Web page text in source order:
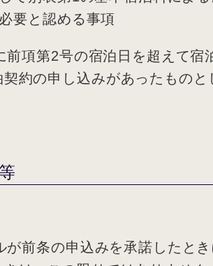
要と認める事項
前項第2号の宿泊日を超えて
約の申し込みがあったものと
が前条の申込みを承諾したと